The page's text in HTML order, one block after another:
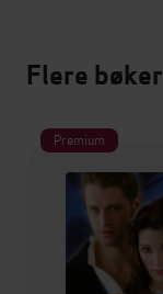
Flere
Premium